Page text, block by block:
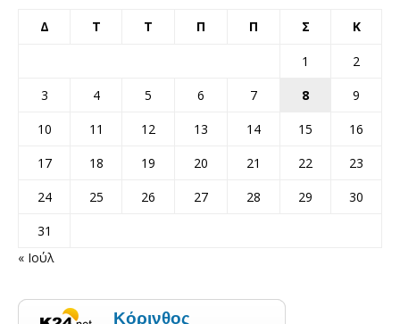
Δ Τ Τ Π Π Σ Κ
1
2
3
4 5 6 7 8
9
10
11 12 13 14 15
16
17
18 19 20 21 22
23
24
25 26 27 28 29
30
31
« Ιούλ